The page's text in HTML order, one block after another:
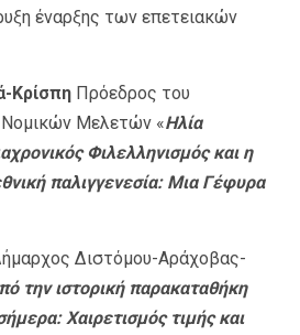
έναρξης των επετειακών
Κρίσπη Πρόεδρος του
Νομικών Μελετών «Ηλία
Φιλελληνισμός και η
παλιγγενεσία: Μια Γέφυρα
Διστόμου-Αράχοβας-
την ιστορική παρακαταθήκη
Χαιρετισμός τιμής και